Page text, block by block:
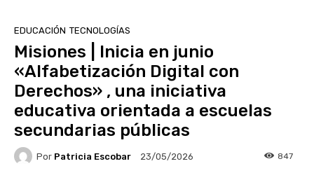
EDUCACIÓN TECNOLOGÍAS
Misiones | Inicia en junio
«Alfabetización Digital con
Derechos» , una iniciativa
educativa orientada a escuelas
secundarias públicas
Por Patricia Escobar 23/05/2026 847